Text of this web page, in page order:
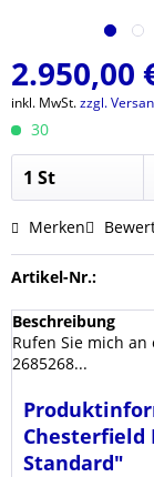
2.950,00
inkl. MwSt.zzgl.
30
Merken
Artikel-Nr.:
Beschreibung
Rufen Sie mich an
2685268...
Chesterfield
Standard"